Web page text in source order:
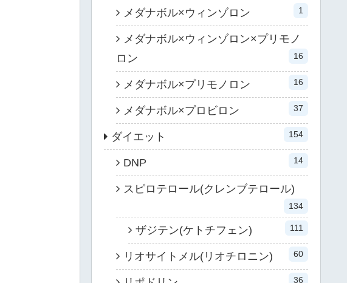
メダナボル×ウィンゾロン 1
メダナボル×ウィンゾロン×プリモノ
ロン
16
メダナボル×プリモノロン 16
メダナボル×プロビロン 37
ダイエット 154
DNP 14
スピロテロール(クレンブテロール)
134
ザジテン(ケトチフェン) 111
リオサイトメル(リオチロニン) 60
36